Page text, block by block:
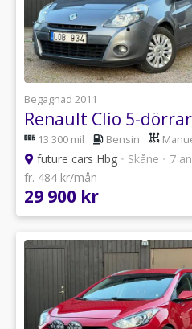
Vi reserverar oss för ev
Varmt
Begagnad 2011
13 300 mil Bensin
future cars Hbg • Skåne • 7
fr. 484 kr/mån
29 900 kr